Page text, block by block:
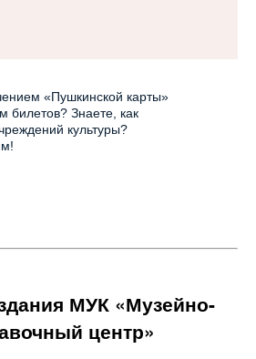
«Пушкинской карты»
билетов? Знаете, как
культуры?
МУК «Музейно-
центр»